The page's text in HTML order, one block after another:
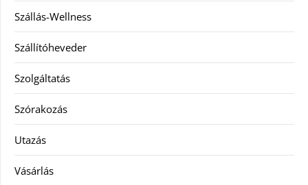
Szállás-Wellness
Szállítóheveder
Szolgáltatás
Szórakozás
Utazás
Vásárlás